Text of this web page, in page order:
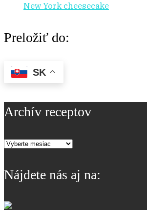
New York cheesecake
Preložiť do:
SK
Archív receptov
Archív
Nájdete nás aj na: